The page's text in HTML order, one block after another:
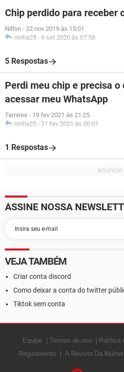
Chip perdido para receber
Nilton - 22 nov 2019 às 15:01
ninha25 - 6 set 2020 às 07:58
5 Respostas
Perdi meu chip e precisa o
acessar meu WhatsApp
Tamires - 19 fev 2021 às 21:25
ninha25 - 21 fev 2021 às 00:01
1 Respostas
ASSINE NOSSA
VEJA TAMBÉM
Criar conta discord
Como deixar a conta do twitter
Tiktok sem conta
Equipe Termos de uso Política
Regulamento
A Revista Da Mulher